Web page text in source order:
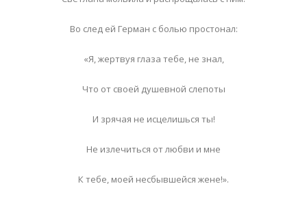
Во след ей Герман с болью простонал:
«Я, жертвуя глаза тебе, не знал,
Что от своей душевной слепоты
И зрячая не исцелишься ты!
Не излечиться от любви и мне
К тебе, моей несбывшейся жене!».